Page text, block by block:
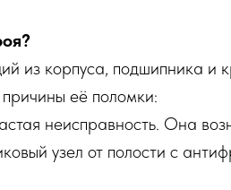
из корпуса, подшипника
её поломки:
неисправность. Она
узел от полости с